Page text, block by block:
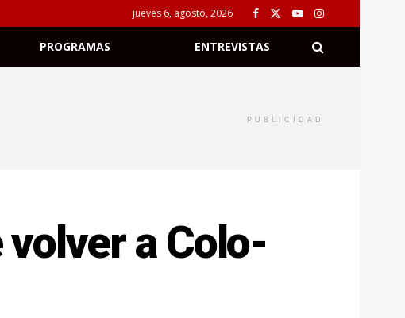
jueves 6, agosto, 2026
PROGRAMAS ENTREVISTAS
PUBLICIDAD
a Colo-